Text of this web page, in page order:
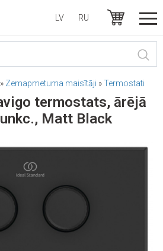
LV RU
» Zemapmetuma maisītāji »Termostati
termostats, ārējā
Matt Black